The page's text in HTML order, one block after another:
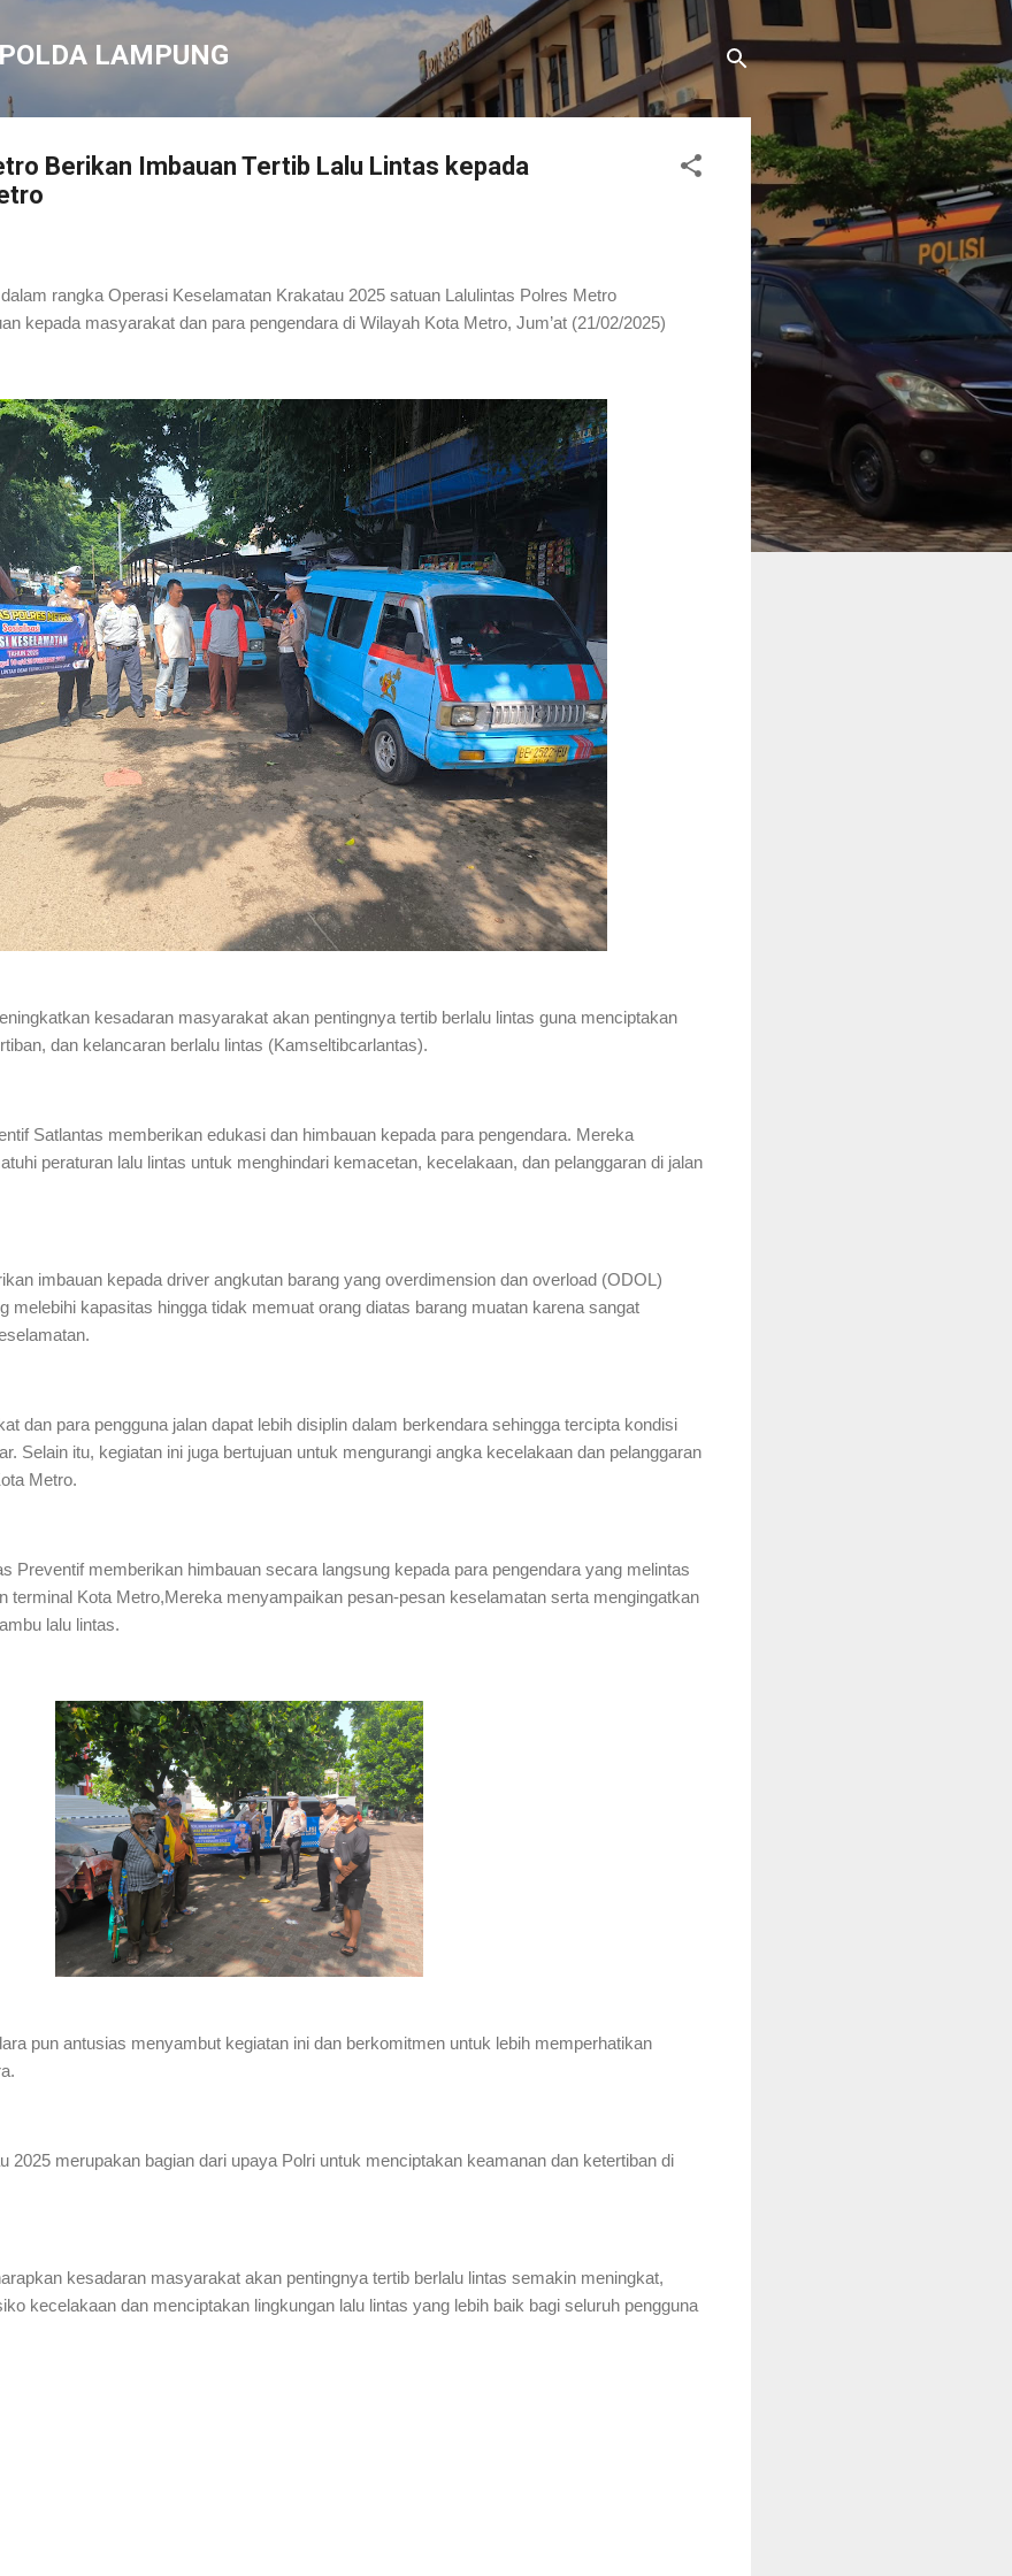
Langsung ke konten utama
LAMPUNG
Berikan Imbauan Tertib Lalu Lintas kepada
rangka Operasi Keselamatan Krakatau 2025 satuan Lalulintas Polres Metro
kepada masyarakat dan para pengendara di Wilayah Kota Metro, Jum’at (21/02/2025)
kesadaran masyarakat akan pentingnya tertib berlalu lintas guna menciptakan
dan kelancaran berlalu lintas (Kamseltibcarlantas).
Satlantas memberikan edukasi dan himbauan kepada para pengendara. Mereka
peraturan lalu lintas untuk menghindari kemacetan, kecelakaan, dan pelanggaran di jalan
imbauan kepada driver angkutan barang yang overdimension dan overload (ODOL)
melebihi kapasitas hingga tidak memuat orang diatas barang muatan karena sangat
dan para pengguna jalan dapat lebih disiplin dalam berkendara sehingga tercipta kondisi
Selain itu, kegiatan ini juga bertujuan untuk mengurangi angka kecelakaan dan pelanggaran
Metro.
Preventif memberikan himbauan secara langsung kepada para pengendara yang melintas
terminal Kota Metro,Mereka menyampaikan pesan-pesan keselamatan serta mengingatkan
lalu lintas.
pun antusias menyambut kegiatan ini dan berkomitmen untuk lebih memperhatikan
2025 merupakan bagian dari upaya Polri untuk menciptakan keamanan dan ketertiban di
kesadaran masyarakat akan pentingnya tertib berlalu lintas semakin meningkat,
kecelakaan dan menciptakan lingkungan lalu lintas yang lebih baik bagi seluruh pengguna